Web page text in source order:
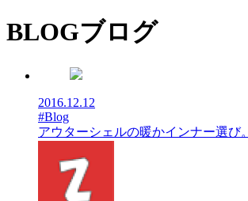
BLOGブログ
2016.12.12
#Blog
アウターシェルの暖かインナー選び。